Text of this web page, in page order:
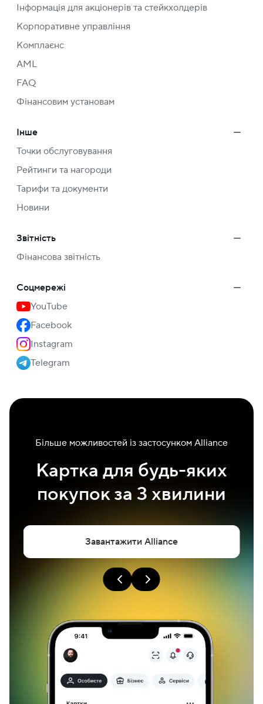
Інформація для акціонерів та стейкхолдерів
Корпоративне управління
Комплаєнс
AML
FAQ
Фінансовим установам
Інше
Точки обслуговування
Рейтинги та нагороди
Тарифи та документи
Новини
Звітність
Фінансова звітність
Соцмережі
YouTube
Facebook
Instagram
Telegram
Більше можливостей із застосунком Alliance
Картка для будь-яких
покупок за 3 хвилини
Завантажити Alliance